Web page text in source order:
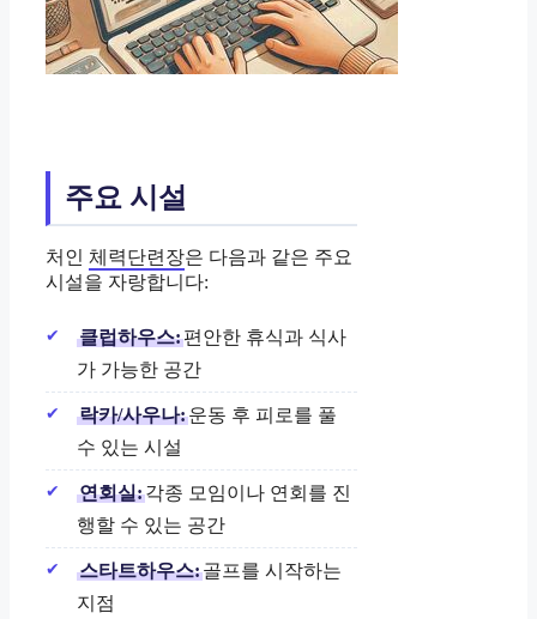
주요 시설
처인 체력단련장은 다음과 같은 주요
시설을 자랑합니다:
클럽하우스:편안한 휴식과 식사
가 가능한 공간
락카/사우나:운동 후 피로를 풀
수 있는 시설
연회실:각종 모임이나 연회를 진
행할 수 있는 공간
스타트하우스:골프를 시작하는
지점